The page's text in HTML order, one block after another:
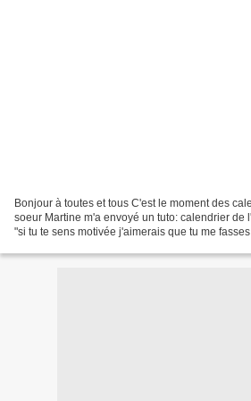
Bonjour à toutes et tous C'est le moment des
soeur Martine m'a envoyé un tuto: calendrier de
"si tu te sens motivée j'aimerais que tu me